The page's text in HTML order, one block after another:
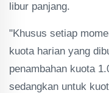
libur panjang.
"Khusus setiap
kuota harian yang
penambahan kuota
sedangkan untuk